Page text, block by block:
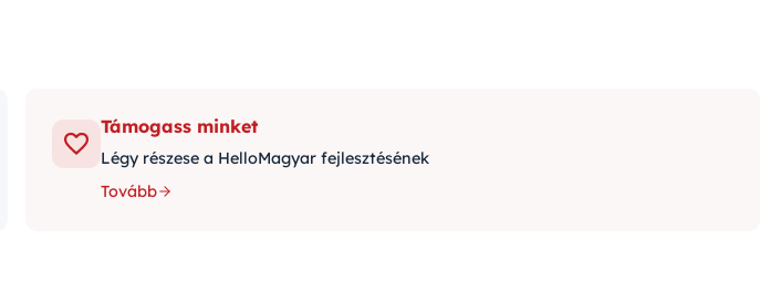
Támogass minket
Légy részese a HelloMagyar fejlesztésének
Tovább